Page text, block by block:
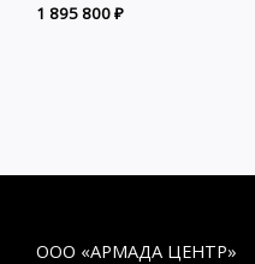
1 895 800₽
ООО «АРМАДА ЦЕНТР»